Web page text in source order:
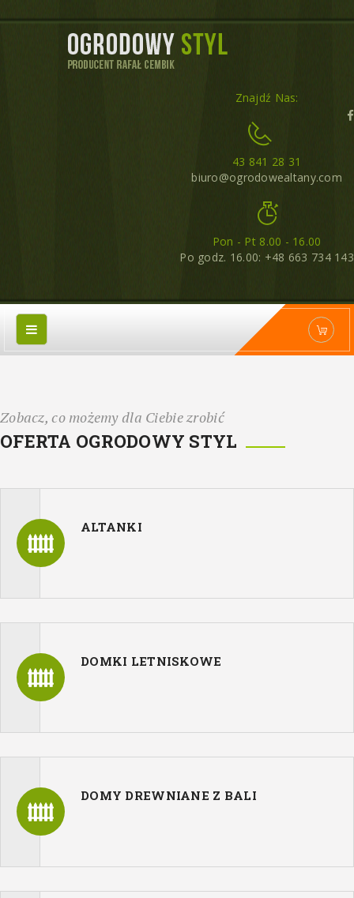
Znajdź Nas:
43 841 28 31
biuro@ogrodowealtany.com
Pon - Pt 8.00 - 16.00
Po godz. 16.00: +48 663 734 143
Zobacz, co możemy dla Ciebie zrobić
OFERTA OGRODOWY STYL
ALTANKI
DOMKI LETNISKOWE
DOMY DREWNIANE Z BALI